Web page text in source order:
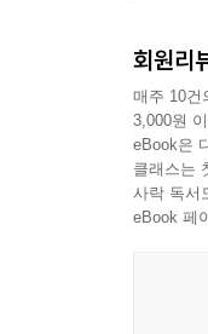
회원리
매주 10건
3,000원
eBook은
클래스는
사락 독서
eBook 페